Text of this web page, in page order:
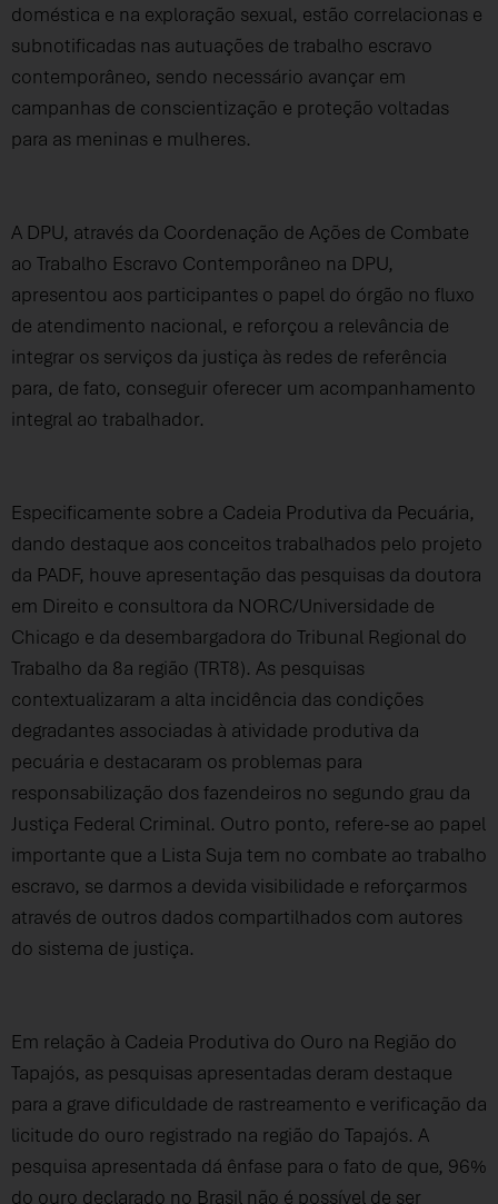
doméstica e na exploração sexual, estão correlacionas e
subnotificadas nas autuações de trabalho escravo
contemporâneo, sendo necessário avançar em
campanhas de conscientização e proteção voltadas
para as meninas e mulheres.
A DPU, através da Coordenação de Ações de Combate
ao Trabalho Escravo Contemporâneo na DPU,
apresentou aos participantes o papel do órgão no fluxo
de atendimento nacional, e reforçou a relevância de
integrar os serviços da justiça às redes de referência
para, de fato, conseguir oferecer um acompanhamento
integral ao trabalhador.
Especificamente sobre a Cadeia Produtiva da Pecuária,
dando destaque aos conceitos trabalhados pelo projeto
da PADF, houve apresentação das pesquisas da doutora
em Direito e consultora da NORC/Universidade de
Chicago e da desembargadora do Tribunal Regional do
Trabalho da 8a região (TRT8). As pesquisas
contextualizaram a alta incidência das condições
degradantes associadas à atividade produtiva da
pecuária e destacaram os problemas para
responsabilização dos fazendeiros no segundo grau da
Justiça Federal Criminal. Outro ponto, refere-se ao papel
importante que a Lista Suja tem no combate ao trabalho
escravo, se darmos a devida visibilidade e reforçarmos
através de outros dados compartilhados com autores
do sistema de justiça.
Em relação à Cadeia Produtiva do Ouro na Região do
Tapajós, as pesquisas apresentadas deram destaque
para a grave dificuldade de rastreamento e verificação da
licitude do ouro registrado na região do Tapajós. A
pesquisa apresentada dá ênfase para o fato de que, 96%
do ouro declarado no Brasil não é possível de ser